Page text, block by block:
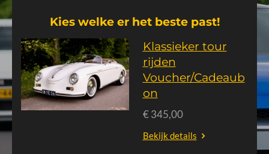
Kies welke er het beste past!
Klassieker tour
rijden
Voucher/Cadeaub
on
€ 345,00
Bekijk details